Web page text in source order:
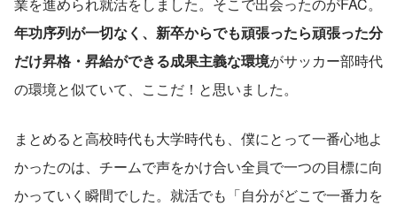
年功序列が一切なく、新卒からでも頑張ったら頑張った分
だけ昇格・昇給ができる成果主義な環境がサッカー部時代
の環境と似ていて、ここだ！と思いました。
まとめると高校時代も大学時代も、僕にとって一番心地よ
かったのは、チームで声をかけ合い全員で一つの目標に向
かっていく瞬間でした。就活でも「自分がどこで一番力を